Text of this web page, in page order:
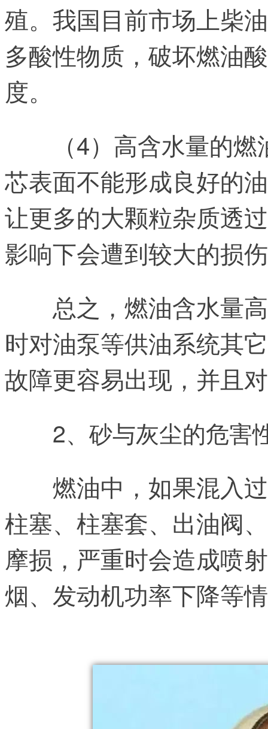
殖。我国目前市场上柴
多酸性物质，破坏燃油
度。
（4）高含水量的
芯表面不能形成良好的
让更多的大颗粒杂质透
影响下会遭到较大的损
总之，燃油含水量
时对油泵等供油系统其
故障更容易出现，并且
2、砂与灰尘的危害
燃油中，如果混入
柱塞、柱塞套、出油阀
摩损，严重时会造成喷
烟、发动机功率下降等